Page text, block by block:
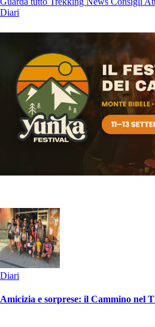
Diari
Diari
Amicizia e sorprese: il Cammino nel